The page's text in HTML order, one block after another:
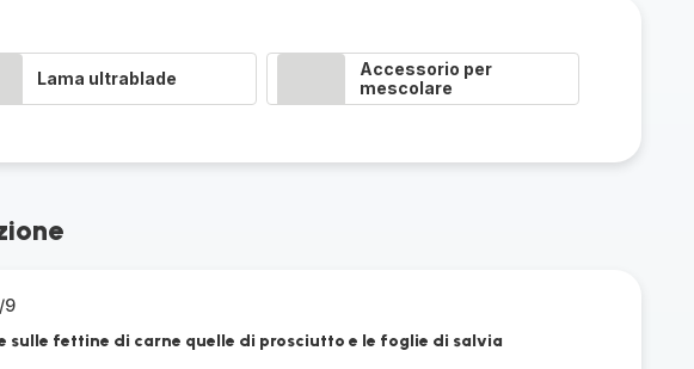
Lama ultrablade
Accessorio per
mescolare
/9
sulle fettine di carne quelle di prosciutto e le foglie di salvia